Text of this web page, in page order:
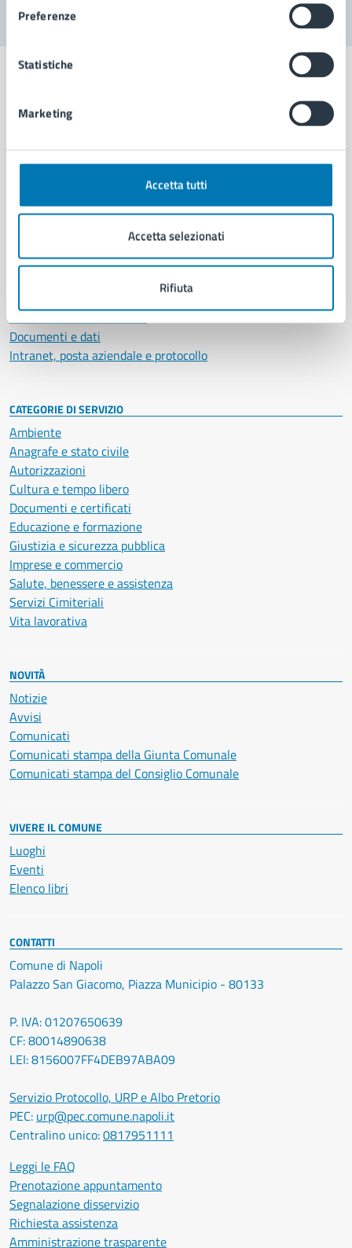
Preferenze
Statistiche
Marketing
Accetta tutti
Accetta selezionati
Rifiuta
Aree amministrative
Uffici
Personale amministrativo
Documenti e dati
Intranet, posta aziendale e protocollo
CATEGORIE DI SERVIZIO
Ambiente
Anagrafe e stato civile
Autorizzazioni
Cultura e tempo libero
Documenti e certificati
Educazione e formazione
Giustizia e sicurezza pubblica
Imprese e commercio
Salute, benessere e assistenza
Servizi Cimiteriali
Vita lavorativa
NOVITÀ
Notizie
Avvisi
Comunicati
Comunicati stampa della Giunta Comunale
Comunicati stampa del Consiglio Comunale
VIVERE IL COMUNE
Luoghi
Eventi
Elenco libri
CONTATTI
Comune di Napoli
Palazzo San Giacomo, Piazza Municipio - 80133
P. IVA: 01207650639
CF: 80014890638
LEI: 8156007FF4DEB97ABA09
Servizio Protocollo, URP e Albo Pretorio
PEC: urp@pec.comune.napoli.it
Centralino unico:0817951111
Leggi le FAQ
Prenotazione appuntamento
Segnalazione disservizio
Richiesta assistenza
Amministrazione trasparente